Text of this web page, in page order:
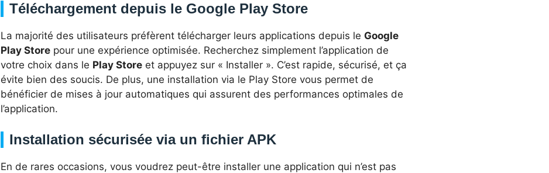
Téléchargement depuis le Google Play Store
La majorité des utilisateurs préfèrent télécharger leurs applications depuis le Google
Play Store pour une expérience optimisée. Recherchez simplement l’application de
votre choix dans le Play Store et appuyez sur « Installer ». C’est rapide, sécurisé, et ça
évite bien des soucis. De plus, une installation via le Play Store vous permet de
bénéficier de mises à jour automatiques qui assurent des performances optimales de
l’application.
Installation sécurisée via un fichier APK
En de rares occasions, vous voudrez peut-être installer une application qui n’est pas